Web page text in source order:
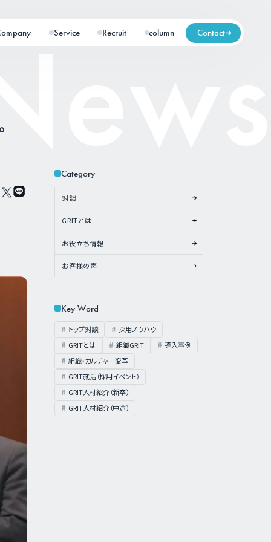
Service Recruit column Contact
Category
対談
GRITとは
お役立ち情報
お客様の声
Key Word
トップ対談
採用ノウハウ
GRITとは
組織GRIT
導入事例
組織・カルチャー変革
GRIT就活（採用イベント）
GRIT人材紹介（新卒）
GRIT人材紹介（中途）